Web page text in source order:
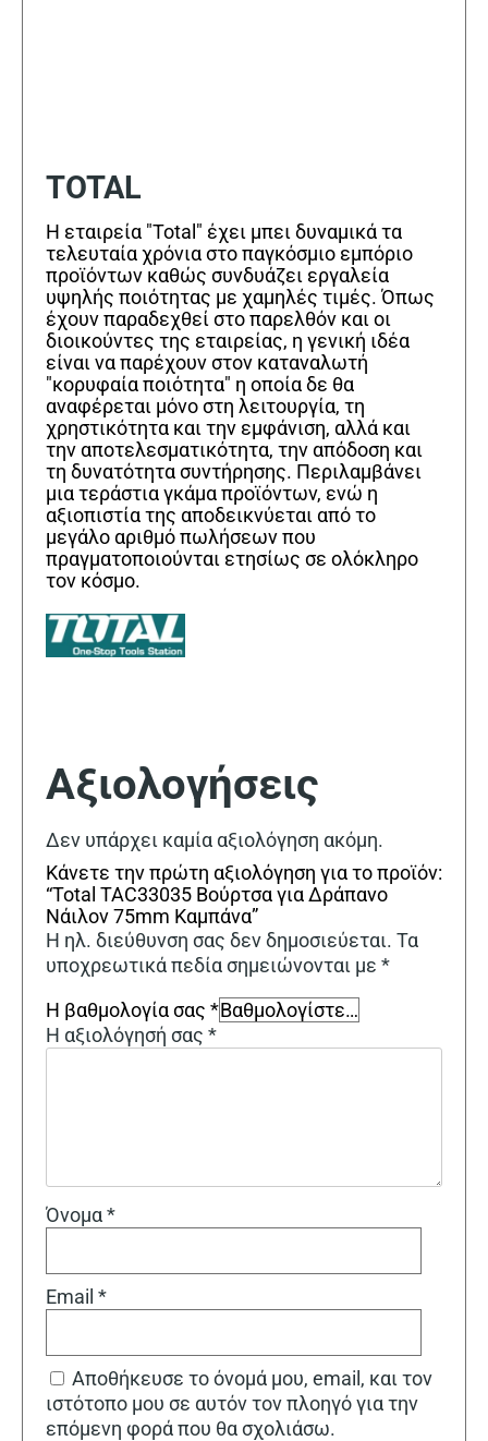
TOTAL
Η εταιρεία "Total" έχει μπει δυναμικά τα
τελευταία χρόνια στο παγκόσμιο εμπόριο
προϊόντων καθώς συνδυάζει εργαλεία
υψηλής ποιότητας με χαμηλές τιμές. Όπως
έχουν παραδεχθεί στο παρελθόν και οι
διοικούντες της εταιρείας, η γενική ιδέα
είναι να παρέχουν στον καταναλωτή
"κορυφαία ποιότητα" η οποία δε θα
αναφέρεται μόνο στη λειτουργία, τη
χρηστικότητα και την εμφάνιση, αλλά και
την αποτελεσματικότητα, την απόδοση και
τη δυνατότητα συντήρησης. Περιλαμβάνει
μια τεράστια γκάμα προϊόντων, ενώ η
αξιοπιστία της αποδεικνύεται από το
μεγάλο αριθμό πωλήσεων που
πραγματοποιούνται ετησίως σε ολόκληρο
τον κόσμο.
Αξιολογήσεις
Δεν υπάρχει καμία αξιολόγηση ακόμη.
Κάνετε την πρώτη αξιολόγηση για το προϊόν:
“Total TAC33035 Βούρτσα για Δράπανο
Νάιλον 75mm Καμπάνα”
Η ηλ. διεύθυνση σας δεν δημοσιεύεται. Τα
υποχρεωτικά πεδία σημειώνονται με *
Η βαθμολογία σας *
Η αξιολόγησή σας *
Όνομα*
Email *
Αποθήκευσε το όνομά μου, email, και τον
ιστότοπο μου σε αυτόν τον πλοηγό για την
επόμενη φορά που θα σχολιάσω.